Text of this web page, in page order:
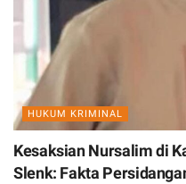
HUKUM KRIMINAL
Kesaksian Nursalim di
Slenk: Fakta